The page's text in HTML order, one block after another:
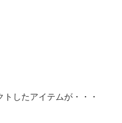
したアイテムが・・・